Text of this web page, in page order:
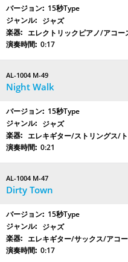
15秒Type
ジャズ
エレクトリックピアノ/アコ
0:17
AL-1004 M-49
Night Walk
15秒Type
ジャズ
エレキギター/ストリングス/
0:21
AL-1004 M-47
Dirty Town
15秒Type
ジャズ
エレキギター/サックス/アコ
0:17